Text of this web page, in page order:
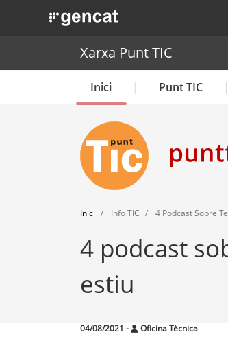
. Obre en una nova finestra.
Xarxa Punt TIC
Inici Punt TIC
Inici Info TIC 4 Podcast Sobre
4 podcast
estiu
04/08/2021 - Oficina Tècnica